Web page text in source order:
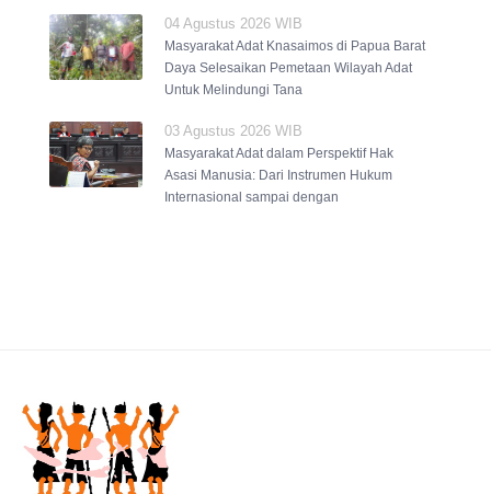
04 Agustus 2026 WIB
Masyarakat Adat Knasaimos di Papua Barat
Daya Selesaikan Pemetaan Wilayah Adat
Untuk Melindungi Tana
03 Agustus 2026 WIB
Masyarakat Adat dalam Perspektif Hak
Asasi Manusia: Dari Instrumen Hukum
Internasional sampai dengan